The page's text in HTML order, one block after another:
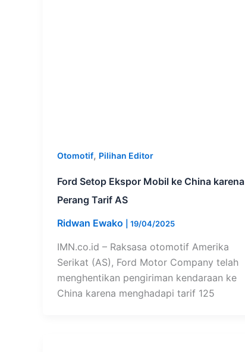
Otomotif, Pilihan Editor
Ford Setop Ekspor Mobil ke China karena
Perang Tarif AS
Ridwan Ewako
19/04/2025
IMN.co.id – Raksasa otomotif Amerika
Serikat (AS), Ford Motor Company telah
menghentikan pengiriman kendaraan ke
China karena menghadapi tarif 125